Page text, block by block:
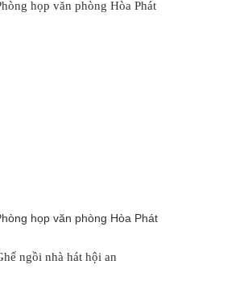
họp văn phòng Hòa Phát